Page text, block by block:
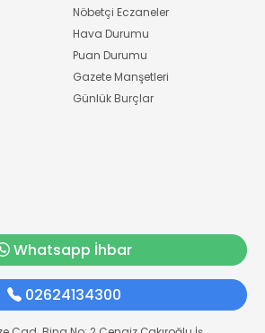
Nöbetçi Eczaneler
Hava Durumu
Puan Durumu
Gazete Manşetleri
Günlük Burçlar
Whatsapp İhbar
02624134300